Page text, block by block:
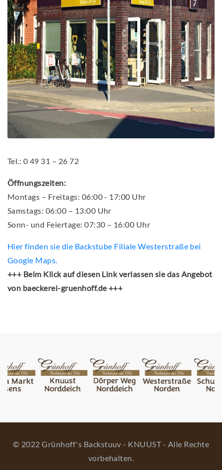
Tel.: 0 49 31 – 26 72
Öffnungszeiten:
Montags – Freitags: 06:00 - 17:00 Uhr
Samstags: 06:00 – 13:00 Uhr
Sonn- und Feiertage: 07:30 – 16:00 Uhr
Hier finden sie die Backstube Filiale Westerstraße bei
Google Maps.
+++ Beim Klick auf diesen Link verlassen sie das Angebot
von baeckerei-gruenhoff.de +++
© 2022 Grünhoff's Backstuuv - KNUUST - Alle Rechte
vorbehalten.